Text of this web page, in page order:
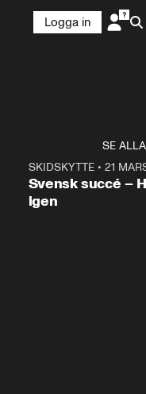
Logga in
SE ALLA
SKIDSKYTTE• 21
Svensk succé –
igen